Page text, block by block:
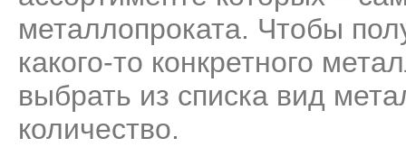
металлопроката. Чтобы
какого-то конкретного
выбрать из списка вид
количество.